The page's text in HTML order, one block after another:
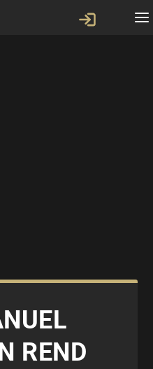
REND